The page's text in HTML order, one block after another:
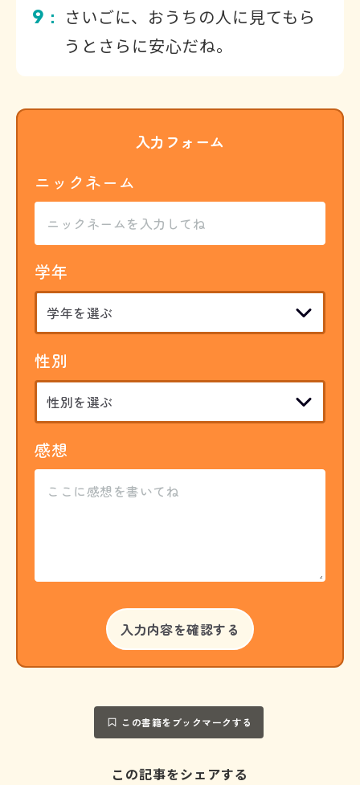
9 ：
さいごに、おうちの人に見てもら
うとさらに安心だね。
入力フォーム
ニックネーム
学年
性別
感想
この書籍をブックマークする
この記事をシェアする